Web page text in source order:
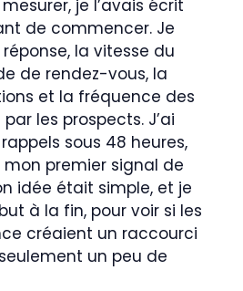
je l’avais écrit
de commencer. Je
la vitesse du
de rendez-vous, la
et la fréquence des
les prospects. J’ai
sous 48 heures,
premier signal de
idée était simple, et je
à la fin, pour voir si les
créaient un raccourci
un peu de